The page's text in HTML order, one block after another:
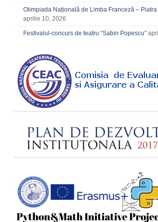
Olimpiada Națională de Limba Franceză –
aprilie 10, 2026
Festivalul-concurs de teatru “Sabin Popescu”